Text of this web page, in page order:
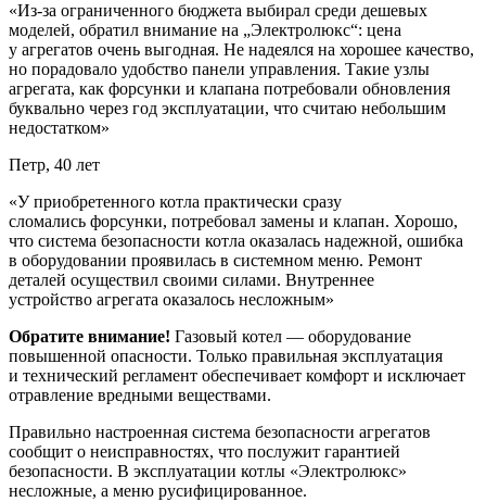
«Из-за ограниченного бюджета выбирал среди дешевых
моделей, обратил внимание на „Электролюкс“: цена
у агрегатов очень выгодная. Не надеялся на хорошее качество,
но порадовало удобство панели управления. Такие узлы
агрегата, как форсунки и клапана потребовали обновления
буквально через год эксплуатации, что считаю небольшим
недостатком»
Петр, 40 лет
«У приобретенного котла практически сразу
сломались форсунки, потребовал замены и клапан. Хорошо,
что система безопасности котла оказалась надежной, ошибка
в оборудовании проявилась в системном меню. Ремонт
деталей осуществил своими силами. Внутреннее
устройство агрегата оказалось несложным»
Обратите внимание! Газовый котел — оборудование
повышенной опасности. Только правильная эксплуатация
и технический регламент обеспечивает комфорт и исключает
отравление вредными веществами.
Правильно настроенная система безопасности агрегатов
сообщит о неисправностях, что послужит гарантией
безопасности. В эксплуатации котлы «Электролюкс»
несложные, а меню русифицированное.